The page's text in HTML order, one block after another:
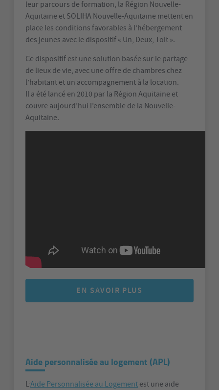
leur parcours de formation, la Région Nouvelle-
Aquitaine et SOLIHA Nouvelle-Aquitaine mettent en
place les conditions favorables à l’hébergement
des jeunes avec le dispositif « Un, Deux, Toit ».
Ce dispositif est une solution basée sur le partage
de lieux de vie, avec une offre de chambres chez
l’habitant et un accompagnement à la location.
Il a été lancé en 2010 par la Région Aquitaine et
couvre aujourd’hui l’ensemble de la Nouvelle-
Aquitaine.
EN SAVOIR PLUS
Aide personnalisée au logement (APL)
L’Aide Personnalisée au Logement est une aide